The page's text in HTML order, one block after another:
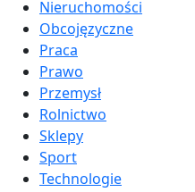
Nieruchomości
Obcojęzyczne
Praca
Prawo
Przemysł
Rolnictwo
Sklepy
Sport
Technologie